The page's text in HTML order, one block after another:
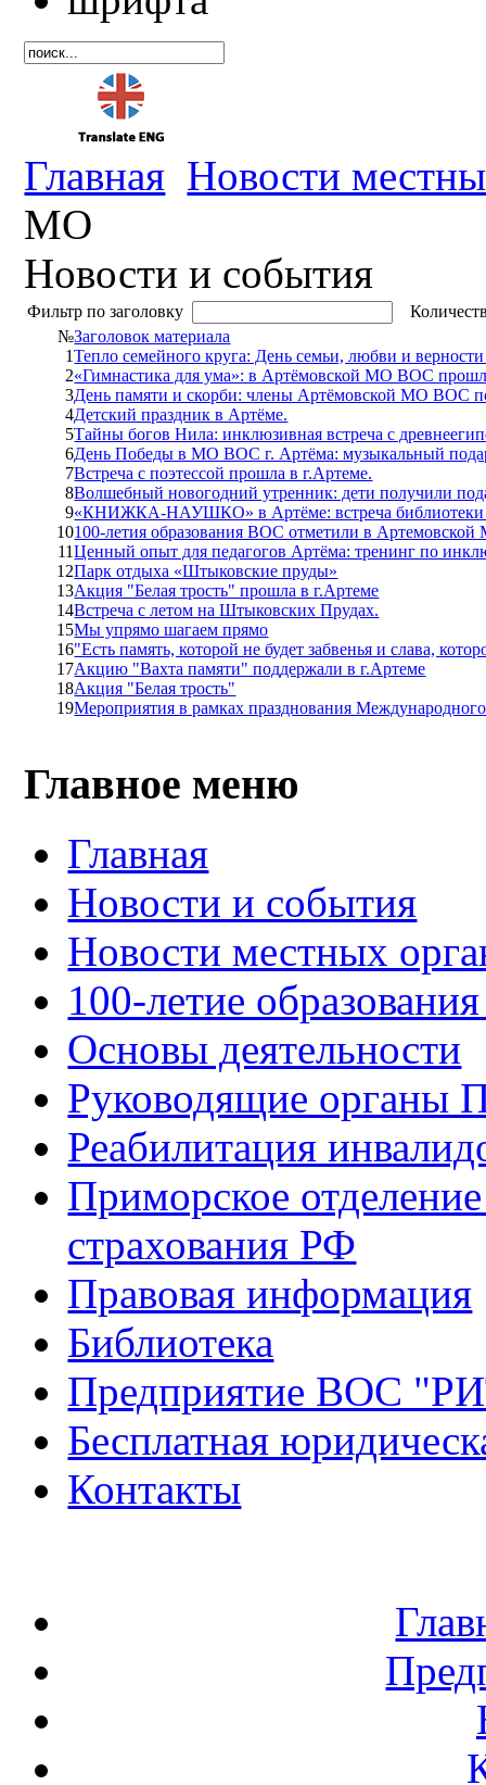
Главная Новости
МО
Новости и события
Фильтр по заголовку
№Заголовок материала
1Тепло семейного круга: День семьи, любви и
2«Гимнастика для ума»: в Артёмовской МО ВОС
3День памяти и скорби: члены Артёмовской МО ВОС
4Детский праздник в Артёме.
5Тайны богов Нила: инклюзивная встреча с
6День Победы в МО ВОС г. Артёма: музыкальный
7Встреча с поэтессой прошла в г.Артеме.
8Волшебный новогодний утренник: дети получили
9«КНИЖКА‑НАУШКО» в Артёме: встреча библиотеки
10100-летия образования ВОС отметили в
11Ценный опыт для педагогов Артёма: тренинг по
12Парк отдыха «Штыковские пруды»
13Акция "Белая трость" прошла в г.Артеме
14Встреча с летом на Штыковских Прудах.
15Мы упрямо шагаем прямо
16"Есть память, которой не будет забвенья и слава,
17Акцию "Вахта памяти" поддержали в г.Артеме
18Акция "Белая трость"
19Мероприятия в рамках празднования
Главное меню
Главная
Новости и события
Новости местных
100-летие
Основы деятельности
Руководящие органы
Реабилитация
Приморское
страхования РФ
Правовая информация
Библиотека
Предприятие ВОС
Бесплатная
Контакты